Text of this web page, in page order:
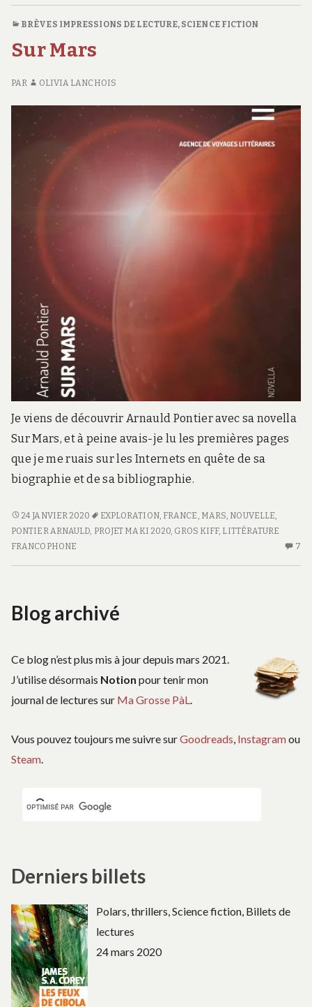
BRÈVES IMPRESSIONS DE LECTURE, SCIENCE FICTION
Sur Mars
PAR OLIVIA LANCHOIS
Je viens de découvrir Arnauld Pontier avec sa novella
Sur Mars, et à peine avais-je lu les premières pages
que je me ruais sur les Internets en quête de sa
biographie et de sa bibliographie.
SUR
MARS
24 JANVIER 2020 EXPLORATION, FRANCE MARS NOUVELLE
PONTIER ARNAULD PROJET MAKI 2020 GROS KIFF, LITTÉRATURE
FRANCOPHONE
7
Blog archivé
Ce blog n’est plus mis à jour depuis mars 2021.
J’utilise désormais Notion pour tenir mon
journal de lectures sur Ma Grosse PàL.
Vous pouvez toujours me suivre surGoodreads, Instagramou
Steam.
Derniers billets
Polars, thrillers, Science fiction, Billets de
lectures
24 mars 2020